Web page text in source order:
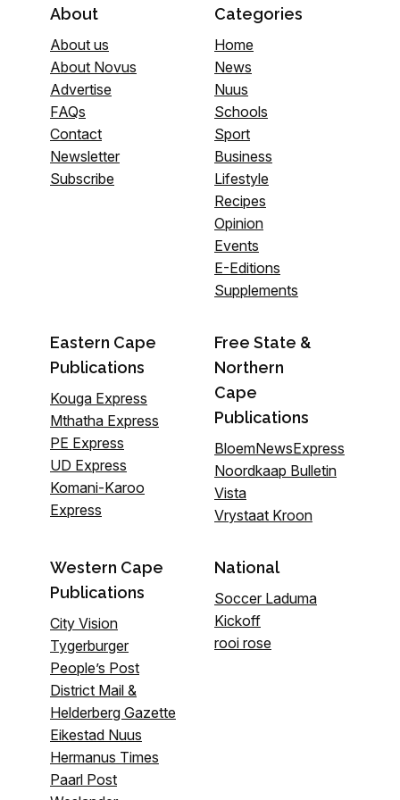
About
About us
About Novus
Advertise
FAQs
Contact
Newsletter
Subscribe
Categories
Home
News
Nuus
Schools
Sport
Business
Lifestyle
Recipes
Opinion
Events
E-Editions
Supplements
Eastern Cape
Publications
Kouga Express
Mthatha Express
PE Express
UD Express
Komani-Karoo
Express
Free State &
Northern
Cape
Publications
BloemNewsExpress
Noordkaap Bulletin
Vista
Vrystaat Kroon
Western Cape
Publications
City Vision
Tygerburger
People’s Post
District Mail &
Helderberg Gazette
Eikestad Nuus
Hermanus Times
Paarl Post
National
Soccer Laduma
Kickoff
rooi rose